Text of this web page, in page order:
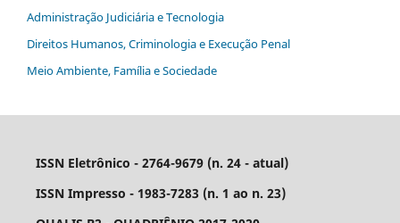
Administração Judiciária e Tecnologia
Direitos Humanos, Criminologia e Execução Penal
Meio Ambiente, Família e Sociedade
ISSN Eletrônico - 2764-9679 (n. 24 - atual)
ISSN Impresso - 1983-7283 (n. 1 ao n. 23)